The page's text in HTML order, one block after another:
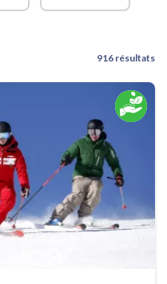
916 résultats